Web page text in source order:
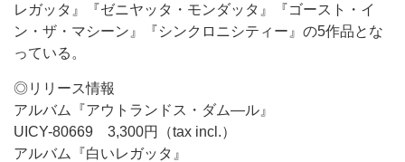
レガッタ』『ゼニヤッタ・モンダッタ』『ゴースト・イ
ン・ザ・マシーン』『シンクロニシティー』の5作品とな
っている。
◎リリース情報
アルバム『アウトランドス・ダム―ル』
UICY-80669 3,300円（tax incl.）
アルバム『白いレガッタ』